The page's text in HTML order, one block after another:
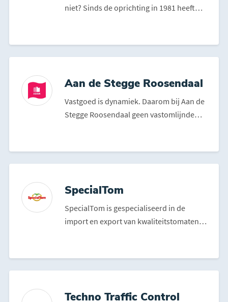
niet? Sinds de oprichting in 1981 heeft
Aan de Stegge Roosendaal
Vastgoed is dynamiek. Daarom bij Aan de
Stegge Roosendaal geen vastomlijnde
SpecialTom
SpecialTom is gespecialiseerd in de
import en export van kwaliteitstomaten,
Techno Traffic Control